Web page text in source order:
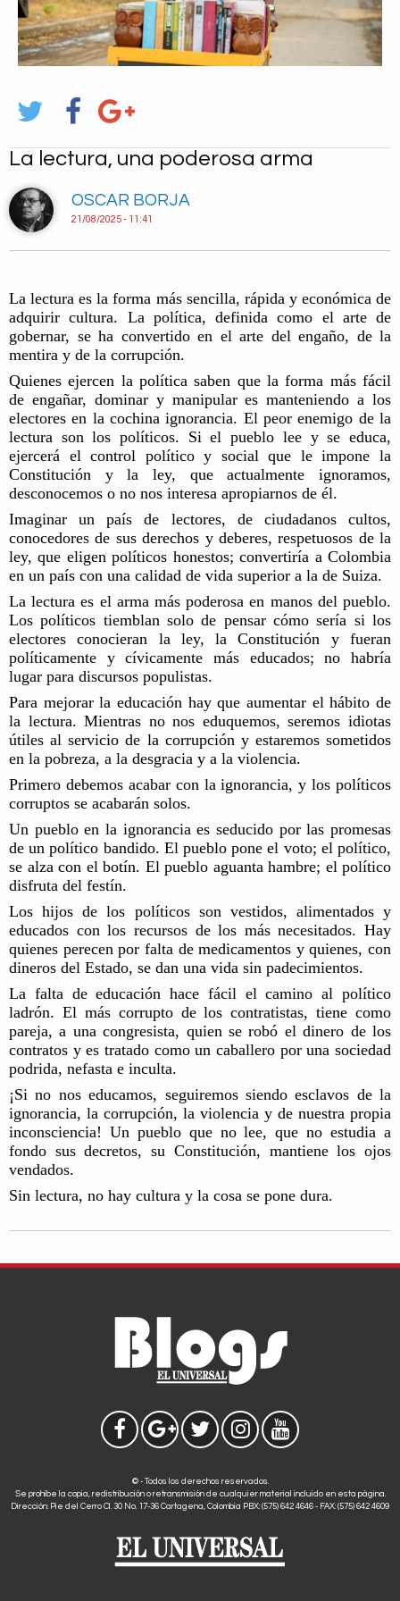
La lectura, una poderosa arma
OSCAR BORJA
21/08/2025 - 11:41
La lectura es la forma más sencilla, rápida y económica de
adquirir cultura. La política, definida como el arte de
gobernar, se ha convertido en el arte del engaño, de la
mentira y de la corrupción.
Quienes ejercen la política saben que la forma más fácil
de engañar, dominar y manipular es manteniendo a los
electores en la cochina ignorancia. El peor enemigo de la
lectura son los políticos. Si el pueblo lee y se educa,
ejercerá el control político y social que le impone la
Constitución y la ley, que actualmente ignoramos,
desconocemos o no nos interesa apropiarnos de él.
Imaginar un país de lectores, de ciudadanos cultos,
conocedores de sus derechos y deberes, respetuosos de la
ley, que eligen políticos honestos; convertiría a Colombia
en un país con una calidad de vida superior a la de Suiza.
La lectura es el arma más poderosa en manos del pueblo.
Los políticos tiemblan solo de pensar cómo sería si los
electores conocieran la ley, la Constitución y fueran
políticamente y cívicamente más educados; no habría
lugar para discursos populistas.
Para mejorar la educación hay que aumentar el hábito de
la lectura. Mientras no nos eduquemos, seremos idiotas
útiles al servicio de la corrupción y estaremos sometidos
en la pobreza, a la desgracia y a la violencia.
Primero debemos acabar con la ignorancia, y los políticos
corruptos se acabarán solos.
Un pueblo en la ignorancia es seducido por las promesas
de un político bandido. El pueblo pone el voto; el político,
se alza con el botín. El pueblo aguanta hambre; el político
disfruta del festín.
Los hijos de los políticos son vestidos, alimentados y
educados con los recursos de los más necesitados. Hay
quienes perecen por falta de medicamentos y quienes, con
dineros del Estado, se dan una vida sin padecimientos.
La falta de educación hace fácil el camino al político
ladrón. El más corrupto de los contratistas, tiene como
pareja, a una congresista, quien se robó el dinero de los
contratos y es tratado como un caballero por una sociedad
podrida, nefasta e inculta.
¡Si no nos educamos, seguiremos siendo esclavos de la
ignorancia, la corrupción, la violencia y de nuestra propia
inconsciencia! Un pueblo que no lee, que no estudia a
fondo sus decretos, su Constitución, mantiene los ojos
vendados.
Sin lectura, no hay cultura y la cosa se pone dura.
© - Todos los derechos reservados.
Se prohíbe la copia, redistribución o retransmisión de cualquier material incluido en esta página.
Dirección: Pie del Cerro Cl. 30 No. 17-36 Cartagena, Colombia PBX: (575) 642 4646 - FAX: (575) 642 4609